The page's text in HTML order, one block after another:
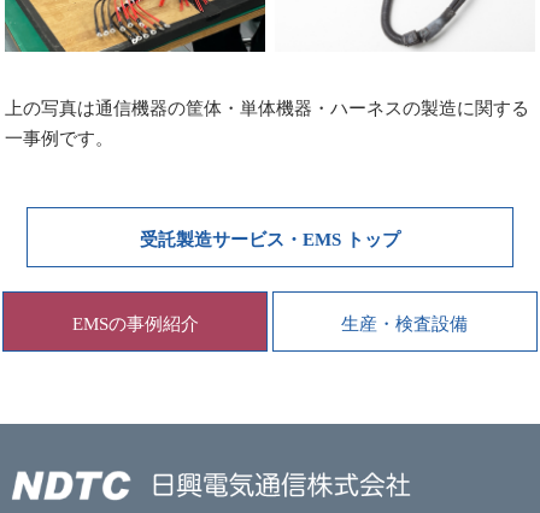
上の写真は通信機器の筐体・単体機器・ハーネスの製造に関する
一事例です。
受託製造サービス・EMS トップ
EMSの事例紹介 生産・検査設備